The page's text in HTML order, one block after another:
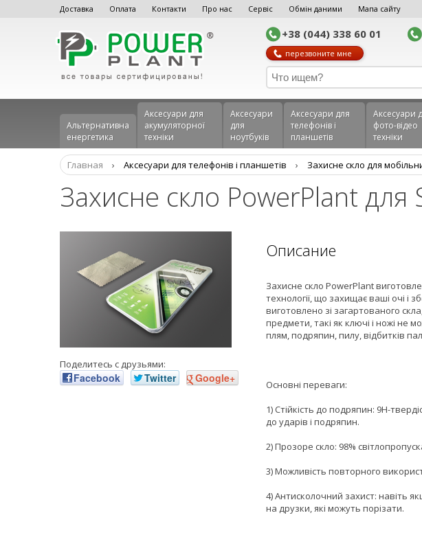
Доставка Оплата Контакти Про нас Сервіс Обмін даними Мапа сайту
+38 (044) 338 60 01
перезвоните мне
Альтернативна
енергетика
Аксесуари для
акумуляторної
техніки
Аксесуари
для
ноутбуків
Аксеcуари для
телефонів і
планшетів
Аксесуари
фото-відео
техніки
Главная › Аксеcуари для телефонів і планшетів › Захисне скло для
Захисне скло PowerPlant для
Поделитесь с друзьями:
Facebook Twitter Google+
Описание
Захисне скло PowerPlant
технології, що захищає ваші очі і
виготовлено зі загартованого
предмети, такі як ключі і ножі не
плям, подряпин, пилу, відбитків
Основні переваги:
1) Стійкість до подряпин: 9H-
до ударів і подряпин.
2) Прозоре скло: 98%
3) Можливість повторного
4) Антисколочний захист: навіть
на друзки, які можуть порізати.